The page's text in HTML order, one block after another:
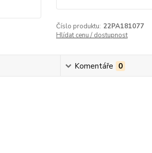
Číslo produktu: 22PA181077
Hlídat cenu / dostupnost
Komentáře 0